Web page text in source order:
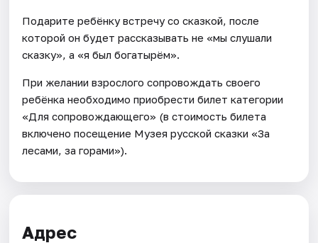
Подарите ребёнку встречу со сказкой, после
которой он будет рассказывать не «мы слушали
сказку», а «я был богатырём».
При желании взрослого сопровождать своего
ребёнка необходимо приобрести билет категории
«Для сопровождающего» (в стоимость билета
включено посещение Музея русской сказки «За
лесами, за горами»).
Адрес